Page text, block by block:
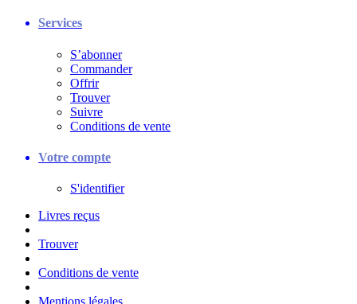
Services
S’abonner
Commander
Offrir
Trouver
Suivre
Conditions de vente
Votre compte
S'identifier
Livres reçus
Trouver
Conditions de vente